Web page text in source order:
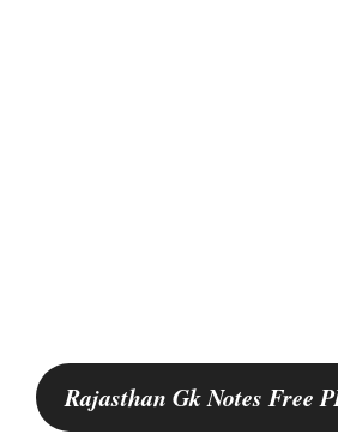
Rajasthan Gk Notes Free